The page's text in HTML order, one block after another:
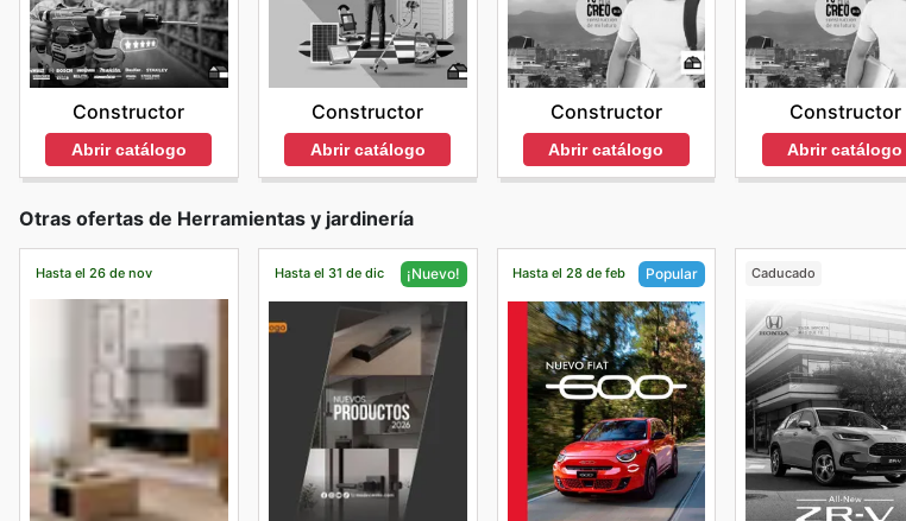
Constructor
Abrir catálogo
Constructor
Abrir catálogo
Constructor
Abrir catálogo
Constructor
Abrir catálogo
Otras ofertas de Herramientas y jardinería
Hasta el 26 de nov Hasta el 31 de dic ¡Nuevo! Hasta el 28 de feb Popular Caducado